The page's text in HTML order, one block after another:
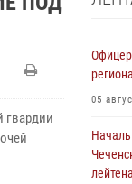
гвардии
05